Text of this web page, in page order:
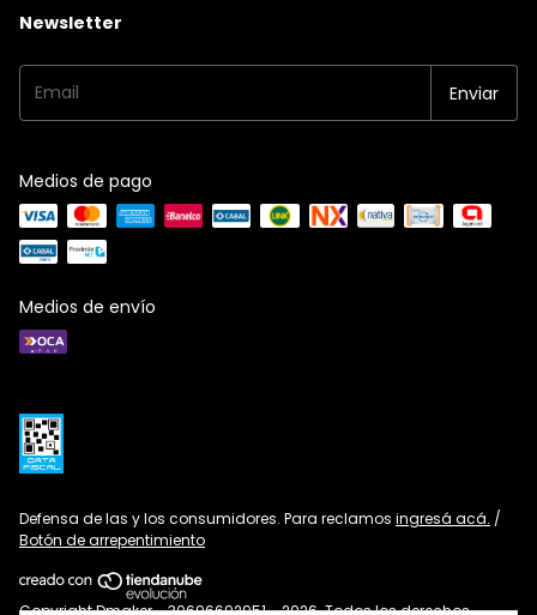
Newsletter
Medios de pago
Medios de envío
Defensa de las y los consumidores. Para reclamos ingresá acá. /
Botón de arrepentimiento
Copyright Dmaker - 30696692951 - 2026. Todos los derechos